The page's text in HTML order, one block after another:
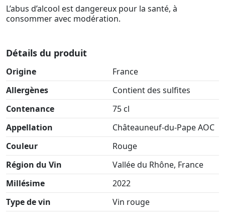
L’abus d’alcool est dangereux pour la santé, à
consommer avec modération.
Détails du produit
Origine
France
Allergènes
Contient des sulfites
Contenance
75 cl
Appellation
Châteauneuf-du-Pape AOC
Couleur
Rouge
Région du Vin
Vallée du Rhône, France
Millésime
2022
Type de vin
Vin rouge